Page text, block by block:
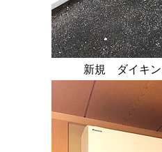
新規 ダイキン